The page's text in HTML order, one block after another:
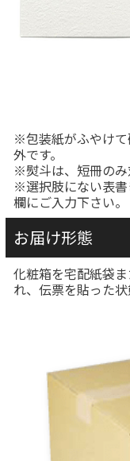
※包装紙がふやけ
外です。
※熨斗は、短冊のみ
※選択肢にない表
欄にご入力下さい。
お届け形態
化粧箱を宅配紙袋
れ、伝票を貼った状